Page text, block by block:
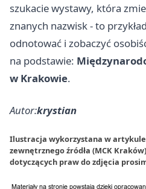
szukacie wystawy, która
znanych nazwisk - to
odnotować i zobaczyć
na podstawie:
w Krakowie.
Autor:krystian
Ilustracja wykorzystana w artykule
zewnętrznego źródła (MCK
dotyczących praw do zdjęcia